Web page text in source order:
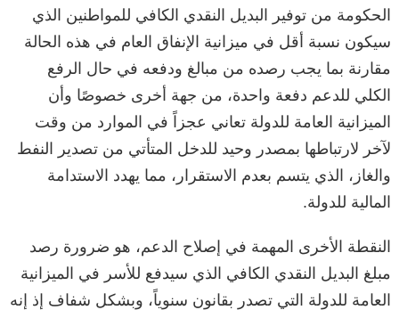
الحكومة من توفير البديل النقدي الكافي للمواطنين الذي
سيكون نسبة أقل في ميزانية الإنفاق العام في هذه الحالة
مقارنة بما يجب رصده من مبالغ ودفعه في حال الرفع
الكلي للدعم دفعة واحدة، من جهة أخرى خصوصًا وأن
الميزانية العامة للدولة تعاني عجزاً في الموارد من وقت
لآخر لارتباطها بمصدر وحيد للدخل المتأتي من تصدير النفط
والغاز، الذي يتسم بعدم الاستقرار، مما يهدد الاستدامة
المالية للدولة.
النقطة الأخرى المهمة في إصلاح الدعم، هو ضرورة رصد
مبلغ البديل النقدي الكافي الذي سيدفع للأسر في الميزانية
العامة للدولة التي تصدر بقانون سنوياً، وبشكل شفاف إذ إنه